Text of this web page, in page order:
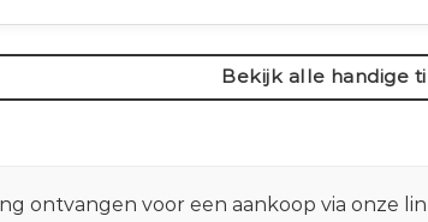
Bekijk alle handige
ontvangen voor een aankoop via onze